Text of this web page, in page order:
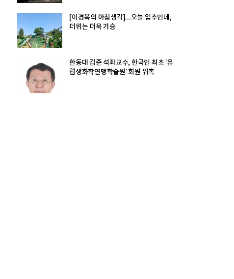
[이경복의 아침생각]...오늘 입추인데,
더위는 더욱 기승
한동대 김준 석좌교수, 한국인 최초 ‘유
럽생화학연맹학술원’ 회원 위촉